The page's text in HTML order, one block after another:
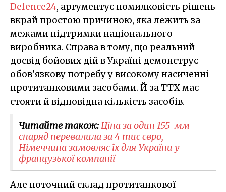
Defence24, аргументує помилковість рішень
вкрай простою причиною, яка лежить за
межами підтримки національного
виробника. Справа в тому, що реальний
досвід бойових дій в Україні демонструє
обов'язкову потребу у високому насиченні
протитанковими засобами. Й за ТТХ має
стояти й відповідна кількість засобів.
Читайте також:Ціна за один 155-мм
снаряд перевалила за 4 тис євро,
Німеччина замовляє їх для України у
французької компанії
Але поточний склад протитанкової